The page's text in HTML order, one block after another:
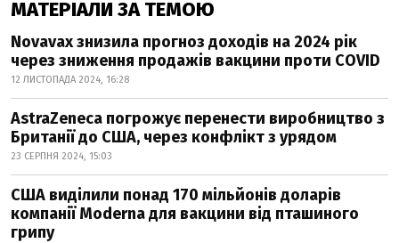
МАТЕРІАЛИ ЗА ТЕМОЮ
Novavax знизила прогноз доходів на 2024 рік
через зниження продажів вакцини проти COVID
12 ЛИСТОПАДА 2024, 16:28
AstraZeneca погрожує перенести виробництво з
Британії до США, через конфлікт з урядом
23 СЕРПНЯ 2024, 15:03
США виділили понад 170 мільйонів доларів
компанії Moderna для вакцини від пташиного
грипу